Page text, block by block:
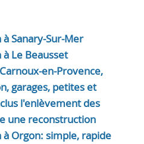
Sanary-Sur-Mer
Le Beausset
en-Provence,
garages, petites et
l'enlèvement des
une reconstruction
Orgon: simple, rapide